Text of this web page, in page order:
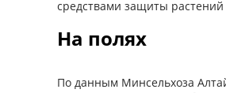
средствами защиты
На полях
По данным Минсельхоза